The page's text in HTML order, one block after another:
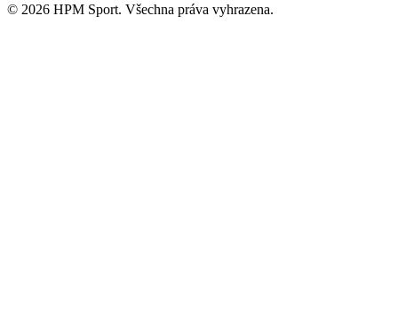
© 2026 HPM Sport. Všechna práva vyhrazena.